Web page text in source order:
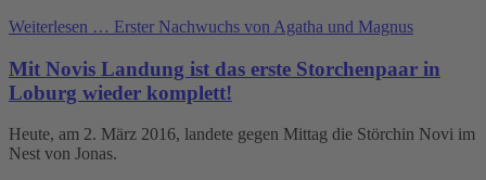
Weiterlesen … Erster Nachwuchs von Agatha und Magnus
Mit Novis Landung ist das erste Storchenpaar in
Loburg wieder komplett!
Heute, am 2. März 2016, landete gegen Mittag die Störchin Novi im
Nest von Jonas.